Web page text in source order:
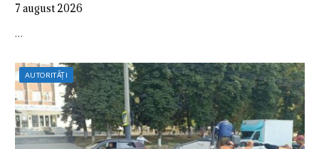
7 august 2026
…
AUTORITĂȚI